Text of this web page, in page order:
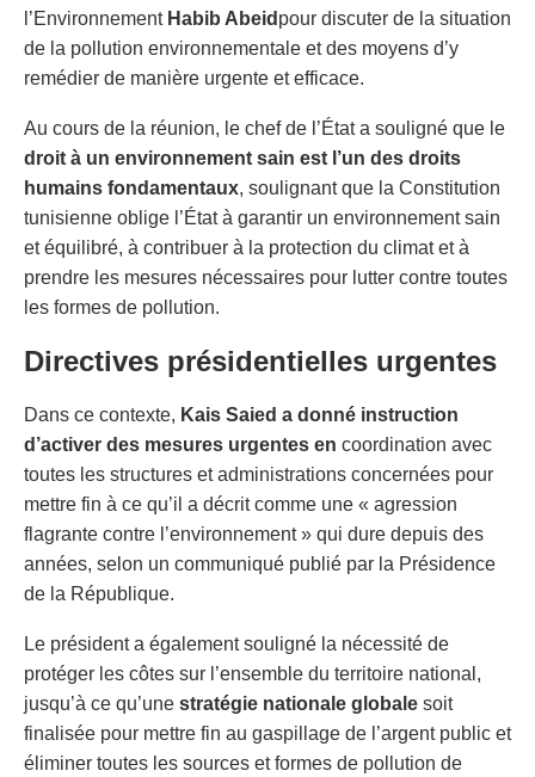
l’Environnement Habib Abeid pour discuter de la situation
de la pollution environnementale et des moyens d’y
remédier de manière urgente et efficace.
Au cours de la réunion, le chef de l’État a souligné que le
droit à un environnement sain est l’un des droits
humains fondamentaux, soulignant que la Constitution
tunisienne oblige l’État à garantir un environnement sain
et équilibré, à contribuer à la protection du climat et à
prendre les mesures nécessaires pour lutter contre toutes
les formes de pollution.
Directives présidentielles urgentes
Dans ce contexte, Kais Saied a donné instruction
d’activer des mesures urgentes en coordination avec
toutes les structures et administrations concernées pour
mettre fin à ce qu’il a décrit comme une « agression
flagrante contre l’environnement » qui dure depuis des
années, selon un communiqué publié par la Présidence
de la République.
Le président a également souligné la nécessité de
protéger les côtes sur l’ensemble du territoire national,
jusqu’à ce qu’une stratégie nationale globale soit
finalisée pour mettre fin au gaspillage de l’argent public et
éliminer toutes les sources et formes de pollution de